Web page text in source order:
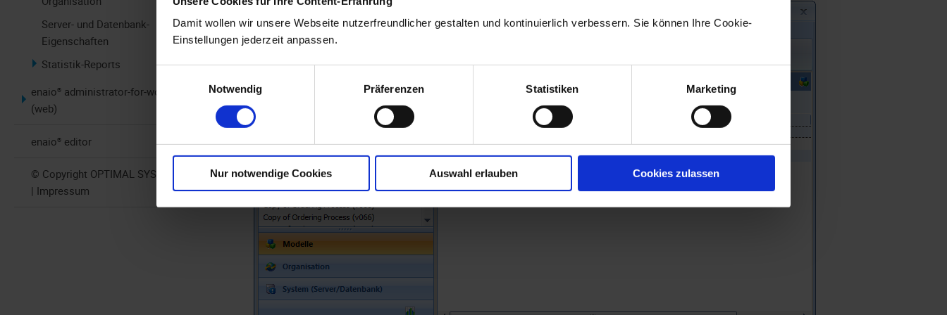
Damit wollen wir unsere Webseite nutzerfreundlicher gestalten und kontinuierlich verbessern. Sie können Ihre Cookie-
Einstellungen jederzeit anpassen.
Notwendig
Präferenzen Statistiken Marketing
Nur notwendige Cookies Auswahl erlauben Cookies zulassen
Server- und Datenbank-
Eigenschaften
Statistik-Reports
enaio® administrator-for-workflow
(web)
enaio® editor
© Copyright OPTIMAL SYSTEMS 2026
| Impressum